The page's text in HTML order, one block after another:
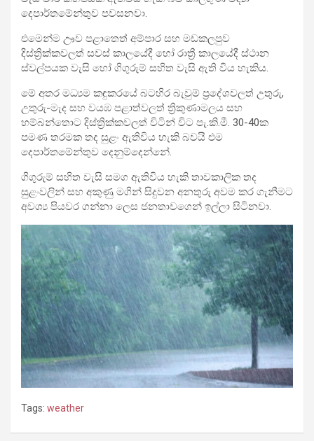
දෙපාර්තමේන්තුව පවසනවා.
එමෙන්ම ඌව පළාතෙත් අම්පාර සහ මඩකලපුව
දිස්ත්‍රික්කවලත් සවස් කාලයේදී හෝ රාත්‍රී කාලයේදී ස්ථාන
ස්වල්පයක වැසි හෝ ගිගුරුම් සහිත වැසි ඇති විය හැකිය.
මේ අතර මධ්‍යම කඳුකරයේ බටහිර බැවුම් ප්‍රදේශවලත් උතුරු,
උතුරු-මැද සහ වයඹ පළාත්වලත් ත්‍රිකුණාමලය සහ
හම්බන්තොට දිස්ත්‍රික්කවලත් විටින් විට පැ.කි.මී. 30-40ක
පමණ තරමක තද සුළං ඇතිවිය හැකි බවයි එම
දෙපාර්තමේන්තුව දෙනුම්දෙන්නේ.
ගිගුරුම් සහිත වැසි සමග ඇතිවිය හැකි තාවකාලික තද
සුළංවලින් සහ අකුණු මගින් සිදුවන අනතුරු අවම කර ගැනීමට
අවශ්‍ය පියවර ගන්නා ලෙස ජනතාවගෙන් ඉල්ලා සිටිනවා.
Tags: weather